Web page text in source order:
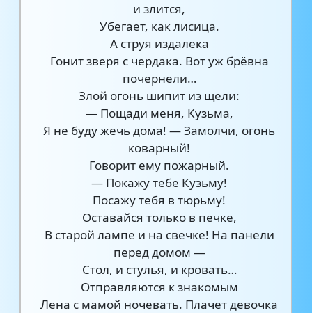
и злится,
Убегает, как лисица.
А струя издалека
Гонит зверя с чердака. Вот уж брёвна
почернели…
Злой огонь шипит из щели:
— Пощади меня, Кузьма,
Я не буду жечь дома! — Замолчи, огонь
коварный!
Говорит ему пожарный.
— Покажу тебе Кузьму!
Посажу тебя в тюрьму!
Оставайся только в печке,
В старой лампе и на свечке! На панели
перед домом —
Стол, и стулья, и кровать…
Отправляются к знакомым
Лена с мамой ночевать. Плачет девочка